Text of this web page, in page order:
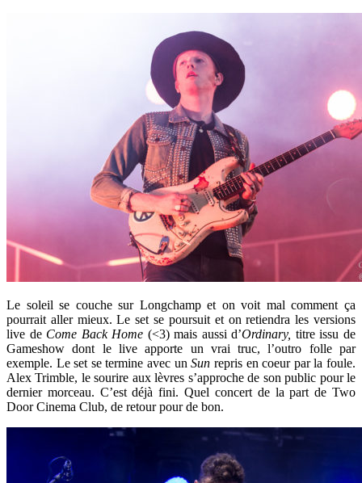
Le soleil se couche sur Longchamp et on voit mal comment ça
pourrait aller mieux. Le set se poursuit et on retiendra les versions
live de Come Back Home (<3) mais aussi d’Ordinary, titre issu de
Gameshow dont le live apporte un vrai truc, l’outro folle par
exemple. Le set se termine avec unSun repris en coeur par la foule.
Alex Trimble, le sourire aux lèvres s’approche de son public pour le
dernier morceau. C’est déjà fini. Quel concert de la part de Two
Door Cinema Club, de retour pour de bon.